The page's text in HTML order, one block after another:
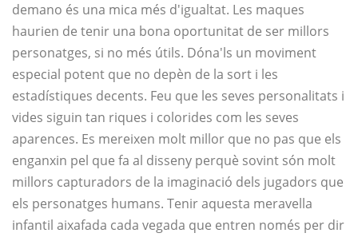
demano és una mica més d'igualtat. Les maques
haurien de tenir una bona oportunitat de ser millors
personatges, si no més útils. Dóna'ls un moviment
especial potent que no depèn de la sort i les
estadístiques decents. Feu que les seves personalitats i
vides siguin tan riques i colorides com les seves
aparences. Es mereixen molt millor que no pas que els
enganxin pel que fa al disseny perquè sovint són molt
millors capturadors de la imaginació dels jugadors que
els personatges humans. Tenir aquesta meravella
infantil aixafada cada vegada que entren només per dir